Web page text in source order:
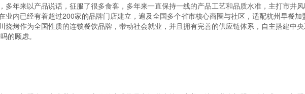
多年来以产品说话，征服了很多食客，多年来一直保持一线的产品工艺和品质水准，主打市井
业内已经有着超过200家的品牌门店建立，遍及全国多个省市核心商圈与社区，适配杭州早餐
烧烤作为全国性质的连锁餐饮品牌，带动社会就业，并且拥有完善的供应链体系，自主搭建中
的顾虑。